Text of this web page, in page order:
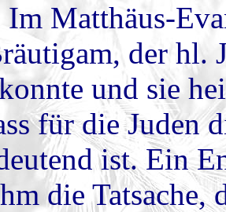
Im Matthäus-
der hl.
und sie
für die Juden
ist. Ein
die Tatsache,